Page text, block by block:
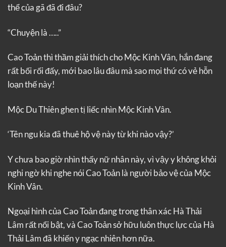
thể của gã đã đi đâu?
“Chuyện là …..”
Cao Toản thì thầm giải thích cho Mộc Kinh Vân, hắn đang
rất bối rối đấy, mới bao lâu đâu mà sao mọi thứ có vẻ hỗn
loạn thế này!
Mộc Du Thiên ghen tị liếc nhìn Mộc Kinh Vân.
‘Tên ngu kia đã thuê hộ vệ này từ khi nào vậy?’
Y chưa bao giờ nhìn thấy nữ nhân này, vì vậy y không khỏi
nghi ngờ khi nghe nói Cao Toản là người bảo vệ của Mộc
Kinh Vân.
Ngoại hình của Cao Toản đang trong thân xác Hà Thải
Lâm rất nổi bật, và Cao Toản sở hữu luôn thực lực của Hà
Thải Lâm đã khiến y ngạc nhiên hơn nữa.